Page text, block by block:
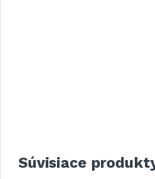
Súvisiace